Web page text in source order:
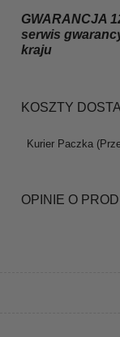
GWARANCJA
serwis
kraju
KOSZTY
CENA NIE
Kurier Paczka
OPINIE O